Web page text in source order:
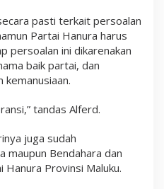
pasti terkait persoalan
Partai Hanura harus
persoalan ini dikarenakan
baik partai, dan
tandas Alferd.
juga sudah
maupun Bendahara dan
Provinsi Maluku.